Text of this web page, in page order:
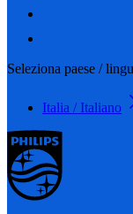
Seleziona paese /
Italia / Italiano